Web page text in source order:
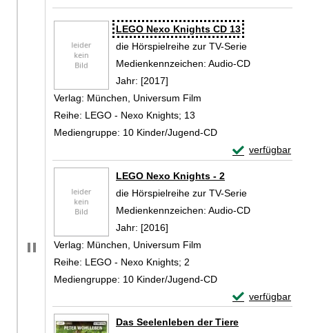
Suchergebnis
Zu den Suchfiltern springen
LEGO Nexo Knights CD 13
die Hörspielreihe zur TV-Serie
Suche nach diesem Verfasser
Medienkennzeichen: Audio-CD
Jahr: [2017]
Verlag: München, Universum Film
Reihe: LEGO - Nexo Knights; 13
Mediengruppe: 10 Kinder/Jugend-CD
verfügbar
Exemplar-
LEGO Nexo Knights - 2
die Hörspielreihe zur TV-Serie
Suche nach diesem Verfasser
Medienkennzeichen: Audio-CD
Jahr: [2016]
Verlag: München, Universum Film
Reihe: LEGO - Nexo Knights; 2
Mediengruppe: 10 Kinder/Jugend-CD
verfügbar
Exemplar-
Das Seelenleben der Tiere